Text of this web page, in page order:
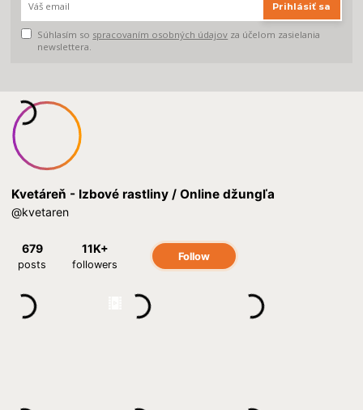
Prihlásiť sa
Súhlasím so spracovaním osobných údajov za účelom zasielania
newslettera.